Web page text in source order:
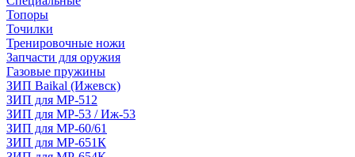
Топоры
Точилки
Тренировочные ножи
Запчасти для оружия
Газовые пружины
ЗИП Baikal (Ижевск)
ЗИП для МР-512
ЗИП для МР-53 / Иж-53
ЗИП для МР-60/61
ЗИП для МР-651К